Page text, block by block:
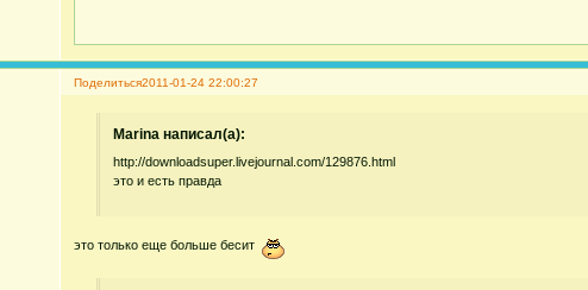
Поделиться2011-01-24 22:00:27
Marina написал(а):
http://downloadsuper.livejournal.com/129876.html
это и есть правда
это только еще больше бесит